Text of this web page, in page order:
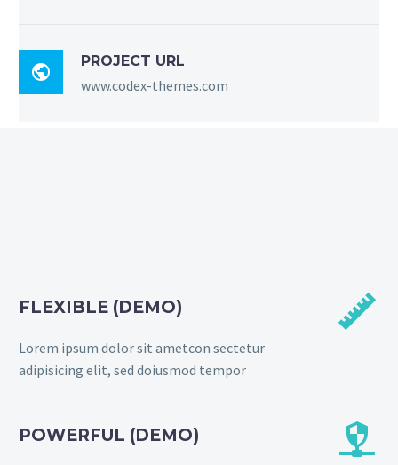

PROJECT URL
www.codex-themes.com
FLEXIBLE (DEMO)
Lorem ipsum dolor sit ametcon sectetur
adipisicing elit, sed doiusmod tempor


POWERFUL (DEMO) 
